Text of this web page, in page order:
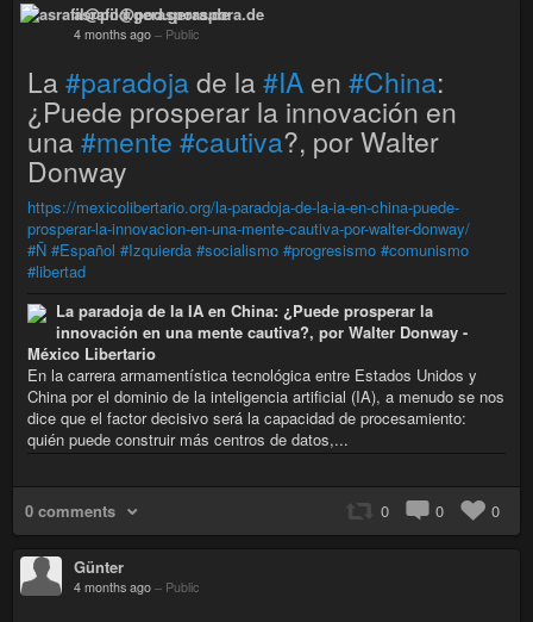
asrafil@pod.geraspora.de
4 months ago – Public
La#paradojade la#IA en #China:
¿Puede prosperar la innovación en
una#mente #cautiva?, por Walter
Donway
https://mexicolibertario.org/la-paradoja-de-la-ia-en-china-puede-
prosperar-la-innovacion-en-una-mente-cautiva-por-walter-donway/
#Ñ #Español #Izquierda #socialismo #progresismo #comunismo
#libertad
La paradoja de la IA en China: ¿Puede prosperar la
innovación en una mente cautiva?, por Walter Donway -
México Libertario
En la carrera armamentística tecnológica entre Estados Unidos y
China por el dominio de la inteligencia artificial (IA), a menudo se nos
dice que el factor decisivo será la capacidad de procesamiento:
quién puede construir más centros de datos,...
0 comments 0 0 0
Günter
4 months ago – Public